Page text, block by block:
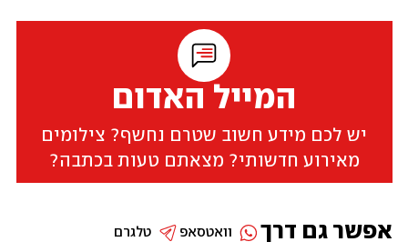
המייל האדום
יש לכם מידע חשוב שטרם נחשף? צילומים
מאירוע חדשותי? מצאתם טעות בכתבה?
אפשר גם דרך טלגרם וואטסאפ